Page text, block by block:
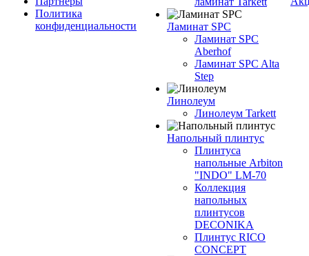
Политика
конфиденциальности
Ламинат SPC
Ламинат SPC
Aberhof
Ламинат SPC Alta
Step
Линолеум
Линолеум Tarkett
Напольный плинтус
Плинтуса
напольные Arbiton
"INDO" LM-70
Коллекция
напольных
плинтусов
DECONIKA
Плинтус RICO
CONCEPT